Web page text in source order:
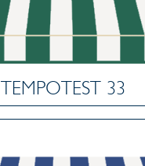
TEMPOTEST 33